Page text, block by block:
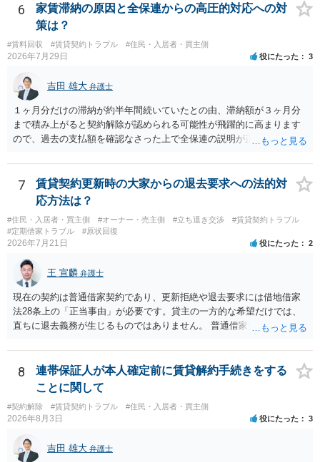
きるかどうかが重要でしょう（借地契約締結後に賃借人が建物を店舗
に改装したという事案で、住居に限定する特約までは存在しなかった
として契約解除を認めなかった裁判例があります）。契約条項の記載
や解釈の問題になりますので、弁護士へ直接相談されることをお勧め
します。
6
家賃滞納の原因と全保連からの高圧的対応への対
策は？
#賃料回収 #賃貸契約トラブル #住民・入居者・買主側
2026年7月29日 役にたった 3
吉田 雄大 弁護士
１ヶ月分だけの滞納が約半年間続いていたとの由、滞納額が３ヶ月分
まで積み上がると契約解除が認められる可能性が飛躍的に高まります
ので、過去の支払額を確認なさった上で全保連の説明が正しければ、
た理由は気になるところですが、中身のある返答は期待できないと思
います。
7
賃貸契約更新時の大家からの退去要求への法的対
応方法は？
#住民・入居者・買主側 #オーナー・売主側 #立ち退き交渉
#賃貸契約トラブル
#定期借家トラブル
#原状回復
2026年7月21日 役にたった 2
王 宣麟 弁護士
現在の契約は普通借家契約であり、更新拒絶や退去要求には借地借家
法28条上の「正当事由」が必要です。貸主の一方的な希望だけでは、
直ちに退去義務が生じるものではありません。 普通借家契約から定期
新たな定期借家契約を締結する形になりますが、これは任意の合意が
前提であり、借主が同意しなければ成立しません。 12年間の居住実
績、子どもの学校や地域とのつながり、転居費用の準備が困難な事情
などは、借主側の強い居住継続の必要性として正当事由判断において
重視される要素ですので、貸主側にかなり具体的な事情と立退料など
がない限り、更新拒絶が認められるハードルは一般的に高いと考えら
れます。 建物が未登記であること自体は、賃貸借契約の有効性を直ち
に否定するものではなく、引渡しがされていれば賃貸借の効力は原則
8
連帯保証人が本人確定前に賃貸解約手続きをする
ことに関して
#契約解除 #賃貸契約トラブル #住民・入居者・買主側
2026年8月3日 役にたった 3
吉田 雄大 弁護士